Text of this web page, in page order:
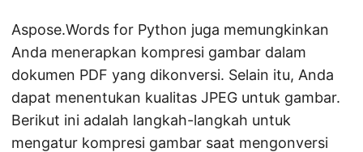
Aspose.Words for Python juga memungkinkan
Anda menerapkan kompresi gambar dalam
dokumen PDF yang dikonversi. Selain itu, Anda
dapat menentukan kualitas JPEG untuk gambar.
Berikut ini adalah langkah-langkah untuk
mengatur kompresi gambar saat mengonversi